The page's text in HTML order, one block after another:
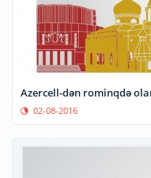
Azercell-dən rominqdə
02-08-2016